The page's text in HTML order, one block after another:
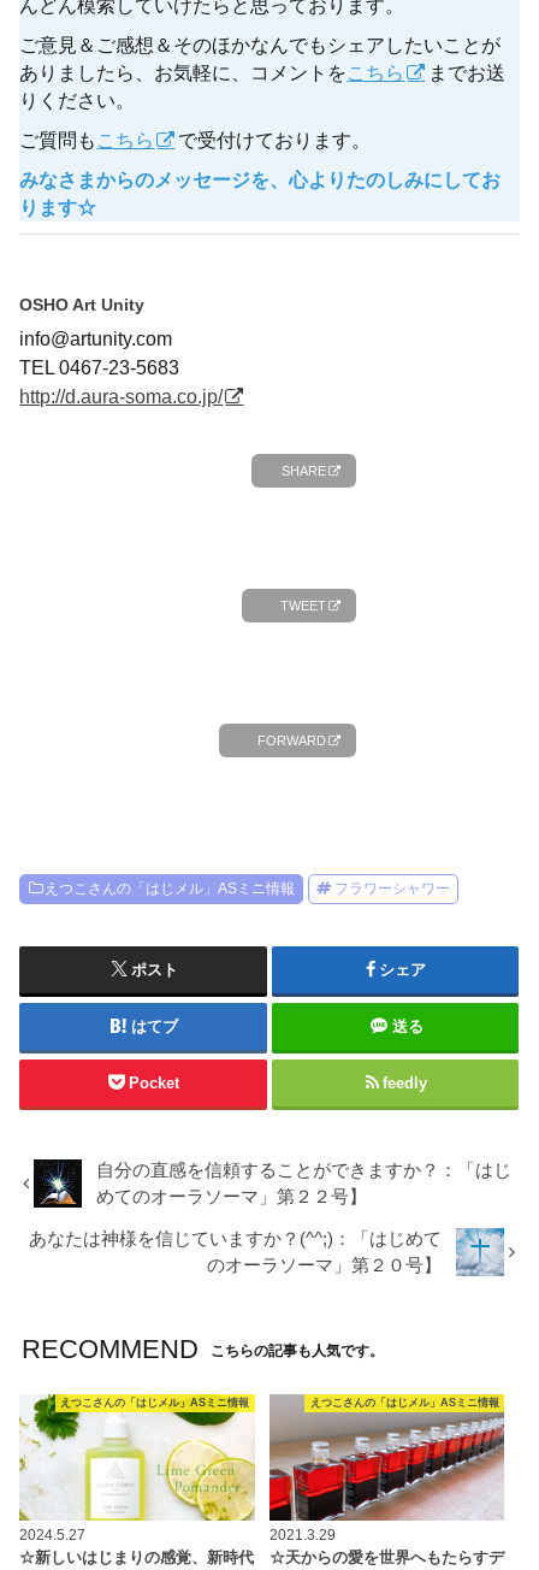
んどん模索していけたらと思っております。
ご意見＆ご感想＆そのほかなんでもシェアしたいことが
ありましたら、お気軽に、コメントをこちら
までお送
りください。
ご質問も こちら で受付けております。
みなさまからのメッセージを、心よりたのしみにしてお
ります☆
OSHO Art Unity
info@artunity.com
TEL 0467-23-5683
http://d.aura-soma.co.jp/
SHARE
TWEET
FORWARD
えつこさんの「はじメル」ASミニ情報 フラワーシャワー
ポスト シェア
はてブ 送る
Pocket feedly
自分の直感を信頼することができますか？：「はじ
めてのオーラソーマ」第２２号】
あなたは神様を信じていますか？(^^;)：「はじめて
のオーラソーマ」第２０号】
RECOMMEND こちらの記事も人気です。
えつこさんの「はじメル」ASミニ情報
2024.5.27
☆新しいはじまりの感覚、新時代
えつこさんの「はじメル」ASミニ情報
2021.3.29
☆天からの愛を世界へもたらすデ